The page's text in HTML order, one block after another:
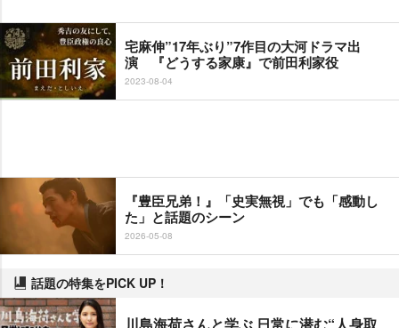
宅麻伸”17年ぶり”7作目の大河ドラマ出
演 『どうする家康』で前田利家役
2023-08-04
『豊臣兄弟！』「史実無視」でも「感動し
た」と話題のシーン
2026-05-08
話題の特集をPICK UP！